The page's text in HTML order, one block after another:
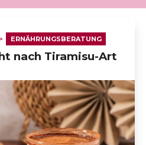
ERNÄHRUNGSBERATUNG
nach Tiramisu-Art